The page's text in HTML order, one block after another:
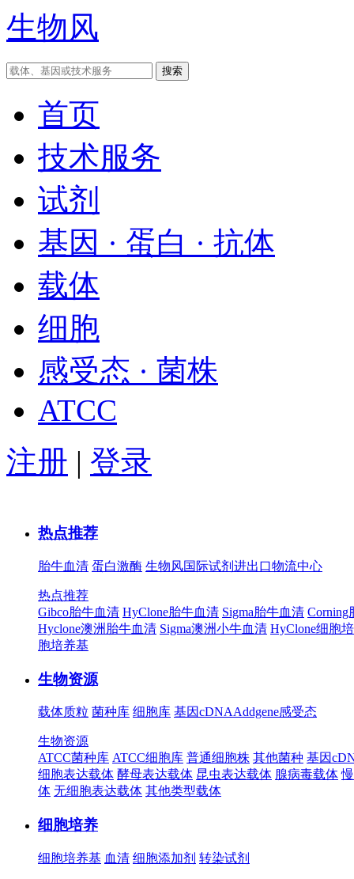
生物风
首页
技术服务
试剂
基因 · 蛋白 · 抗体
载体
细胞
感受态 · 菌株
ATCC
注册 | 登录
热点推荐
胎牛血清 蛋白激酶 生物风国际试剂进出口物流中心
热点推荐
Gibco胎牛血清 HyClone胎牛血清 Sigma胎牛血清 Corning
Hyclone澳洲胎牛血清 Sigma澳洲小牛血清 HyClone细胞
胞培养基
生物资源
载体质粒 菌种库 细胞库 基因cDNAAddgene感受态
生物资源
ATCC菌种库 ATCC细胞库 普通细胞株 其他菌种 基因
细胞表达载体 酵母表达载体 昆虫表达载体 腺病毒载体
体 无细胞表达载体 其他类型载体
细胞培养
细胞培养基 血清 细胞添加剂 转染试剂